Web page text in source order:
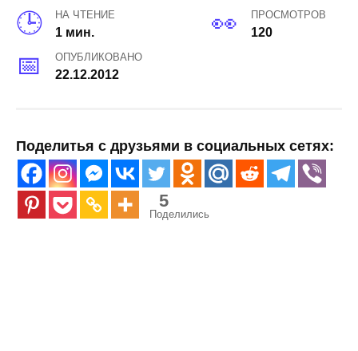
НА ЧТЕНИЕ
1 мин.
ПРОСМОТРОВ
120
ОПУБЛИКОВАНО
22.12.2012
Поделитья с друзьями в социальных сетях:
5
Поделились